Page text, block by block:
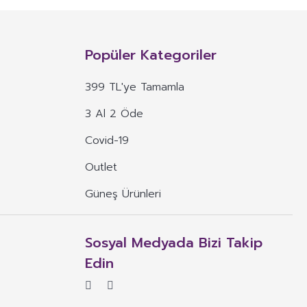
maddelerin konsantre veya ekstraktlarının tek başına veya
dozu belirlenmiş ürünleri ifade eder.
böyle özelliklere atıfta bulunan ifadeler yer alamaz.
eden veya vurgulayan ifadeler yer alamaz.
Popüler Kategoriler
399 TL'ye Tamamla
3 Al 2 Öde
Covid-19
Outlet
Güneş Ürünleri
Sosyal Medyada Bizi Takip
Edin